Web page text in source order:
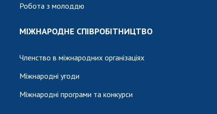
Робота з молоддю
МІЖНАРОДНЕ СПІВРОБІТНИЦТВО
Членство в міжнародних організаціях
Міжнародні угоди
Міжнародні програми та конкурси